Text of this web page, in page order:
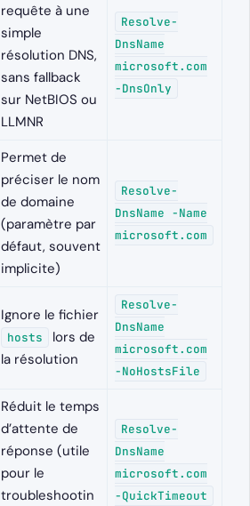
requête à une
simple
résolution DNS,
sans fallback
sur NetBIOS ou
LLMNR
Resolve-
DnsName
microsoft.com
-DnsOnly
Permet de
préciser le nom
de domaine
(paramètre par
défaut, souvent
implicite)
Resolve-
DnsName -Name
microsoft.com
Ignore le fichier
hosts
lors de
la résolution
Resolve-
DnsName
microsoft.com
-NoHostsFile
Réduit le temps
d’attente de
réponse (utile
pour le
troubleshootin
Resolve-
DnsName
microsoft.com
-QuickTimeout